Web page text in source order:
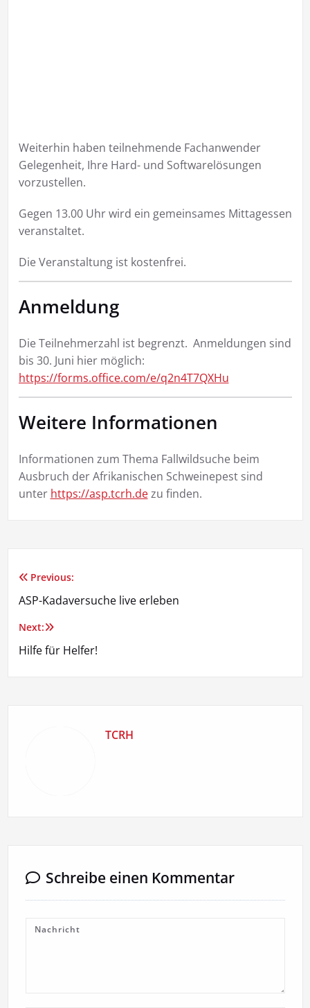
Weiterhin haben teilnehmende Fachanwender
Gelegenheit, Ihre Hard- und Softwarelösungen
vorzustellen.
Gegen 13.00 Uhr wird ein gemeinsames Mittagessen
veranstaltet.
Die Veranstaltung ist kostenfrei.
Anmeldung
Die Teilnehmerzahl ist begrenzt. Anmeldungen sind
bis 30. Juni hier möglich:
https://forms.office.com/e/q2n4T7QXHu
Weitere Informationen
Informationen zum Thema Fallwildsuche beim
Ausbruch der Afrikanischen Schweinepest sind
unter https://asp.tcrh.dezu finden.
Beitragsnavigation
Previous:
ASP-Kadaversuche live erleben
Next:
Hilfe für Helfer!
TCRH
Schreibe einen Kommentar